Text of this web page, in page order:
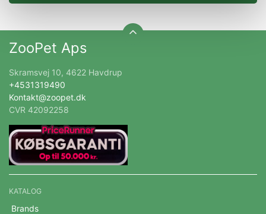
ZooPet Aps
Skramsvej 10, 4622 Havdrup
+4531319490
Kontakt@zoopet.dk
CVR 42092258
KATALOG
Brands